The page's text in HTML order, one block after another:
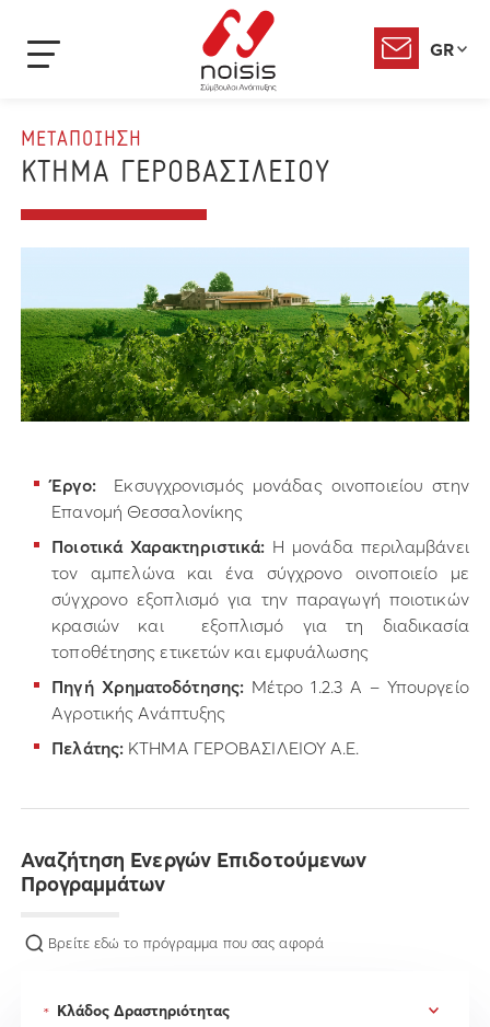
GR
ΜΕΤΑΠΟΙΗΣΗ
ΚΤΗΜΑ ΓΕΡΟΒΑΣΙΛΕΙΟΥ
Έργο:Εκσυγχρονισμός μονάδας οινοποιείου στην
Επανομή Θεσσαλονίκης
Ποιοτικά Χαρακτηριστικά: Η μονάδα περιλαμβάνει
τον αμπελώνα και ένα σύγχρονο οινοποιείο με
σύγχρονο εξοπλισμό για την παραγωγή ποιοτικών
κρασιών και εξοπλισμό για τη διαδικασία
τοποθέτησης ετικετών και εμφυάλωσης
Πηγή Χρηματοδότησης: Μέτρο 1.2.3 Α – Υπουργείο
Αγροτικής Ανάπτυξης
Πελάτης: ΚΤΗΜΑ ΓΕΡΟΒΑΣΙΛΕΙΟΥ Α.Ε.
Αναζήτηση Ενεργών Επιδοτούμενων
Προγραμμάτων
Βρείτε εδώ το πρόγραμμα που σας αφορά
*